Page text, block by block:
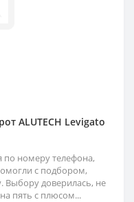
ALUTECH Levigato
по номеру телефона,
с подбором,
Выбору доверилась, не
пять с плюсом...